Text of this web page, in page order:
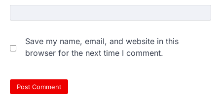
Save my name, email, and website in this
browser for the next time I comment.